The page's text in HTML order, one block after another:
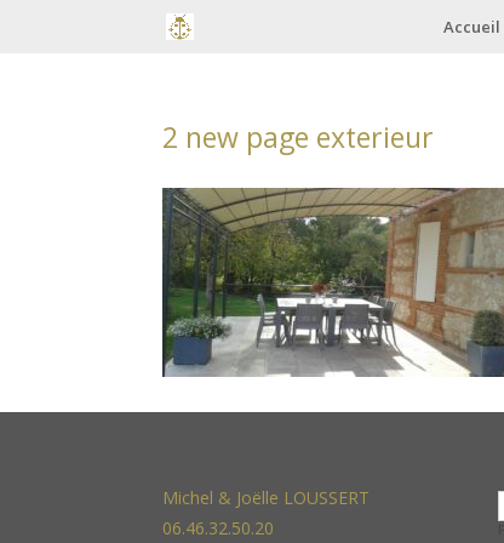
Accueil
2 new page exterieur
Michel & Joëlle LOUSSERT
06.46.32.50.20